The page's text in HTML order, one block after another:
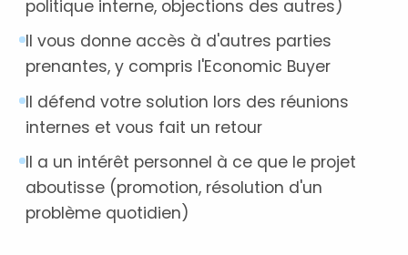
politique interne, objections des autres)
Il vous donne accès à d'autres parties
prenantes, y compris l'Economic Buyer
Il défend votre solution lors des réunions
internes et vous fait un retour
Il a un intérêt personnel à ce que le projet
aboutisse (promotion, résolution d'un
problème quotidien)